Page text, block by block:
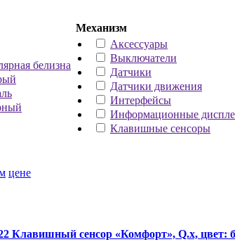
белизна
Механизм
Аксессуары
Выключатели
Датчики
Датчики движения
Интерфейсы
Информационные
Клавишные сенсоры
цене
Клавишный сенсор «Комфорт», Q.х, цвет: